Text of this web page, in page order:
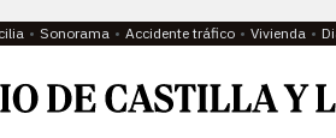
Sonorama Accidente tráfico Vivienda